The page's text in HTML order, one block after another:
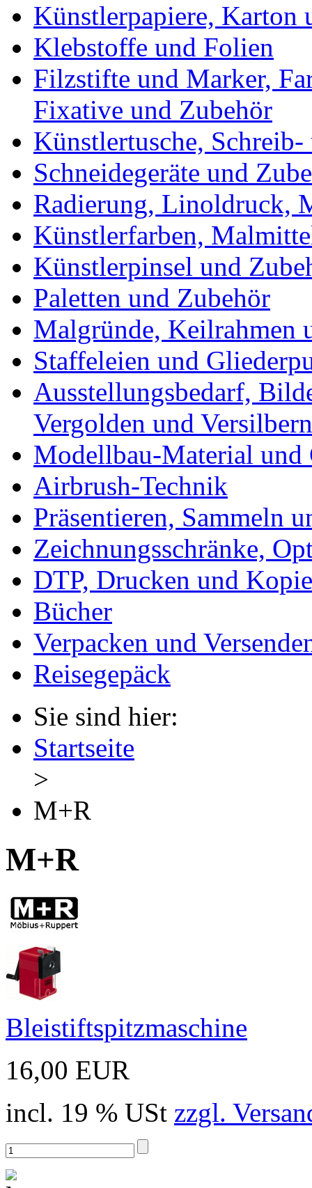
Künstlerpapiere, Karton
Klebstoffe und Folien
Filzstifte und Marker,
Fixative und Zubehör
Künstlertusche,
Schneidegeräte und
Radierung, Linoldruck,
Künstlerfarben,
Künstlerpinsel und
Paletten und Zubehör
Malgründe, Keilrahmen
Staffeleien und
Ausstellungsbedarf,
Vergolden und Versilbern
Modellbau-Material und
Airbrush-Technik
Präsentieren, Sammeln
Zeichnungsschränke,
DTP, Drucken und
Bücher
Verpacken und
Reisegepäck
Sie sind hier:
Startseite
>
M+R
M+R
Bleistiftspitzmaschine
16,00 EUR
incl. 19 % USt zzgl.